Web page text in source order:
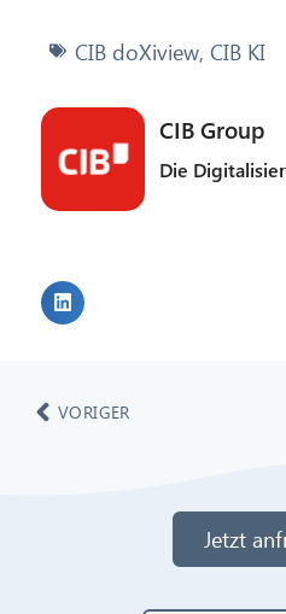
CIB doXiview, CIB KI
CIB Group
Die
VORIGER
Jetzt